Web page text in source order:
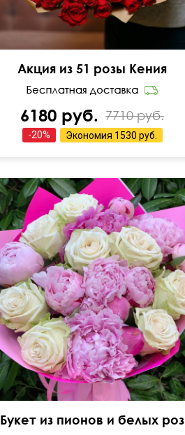
Акция из 51 розы Кения
6180 руб. 7710 руб.
-20% Экономия 1530 руб.
Современная упаковка
Букет из пионов и белых роз